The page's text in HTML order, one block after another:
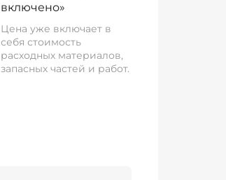
включено»
Цена уже включает в
себя стоимость
расходных материалов,
запасных частей и работ.